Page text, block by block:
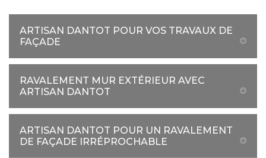
ARTISAN DANTOT POUR VOS TRAVAUX DE
FAÇADE
RAVALEMENT MUR EXTÉRIEUR AVEC
ARTISAN DANTOT
ARTISAN DANTOT POUR UN RAVALEMENT
DE FAÇADE IRRÉPROCHABLE